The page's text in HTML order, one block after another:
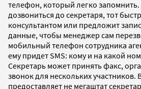
телефон, который легко запомнить.
дозвониться до секретаря, тот
консультантом или предложит
данные, чтобы менеджер сам
мобильный телефон сотрудника
ему придет SMS: кому и на какой
Секретарь может принять факс,
звонок для нескольких участников.
предоставляет не мегаштат